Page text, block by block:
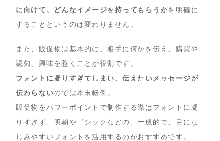
に向けて、どんなイメージを持ってもらうかを明確に
することというのは変わりません。
また、販促物は基本的に、相手に何かを伝え、購買や
認知、興味を惹くことが役割です。
フォントに凝りすぎてしまい、伝えたいメッセージが
伝わらないのでは本末転倒。
販促物をパワーポイントで制作する際はフォントに凝
りすぎず、明朝やゴシックなどの、一般的で、目にな
じみやすいフォントを活用するのがおすすめです。